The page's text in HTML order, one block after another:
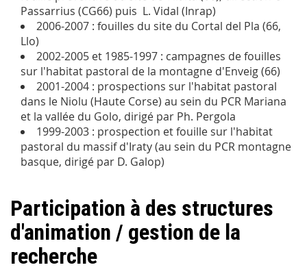
Passarrius (CG66) puis L. Vidal (Inrap)
2006-2007 : fouilles du site du Cortal del Pla (66,
Llo)
2002-2005 et 1985-1997 : campagnes de fouilles
sur l'habitat pastoral de la montagne d'Enveig (66)
2001-2004 : prospections sur l'habitat pastoral
dans le Niolu (Haute Corse) au sein du PCR Mariana
et la vallée du Golo, dirigé par Ph. Pergola
1999-2003 : prospection et fouille sur l'habitat
pastoral du massif d'Iraty (au sein du PCR montagne
basque, dirigé par D. Galop)
Participation à des structures
d'animation / gestion de la
recherche